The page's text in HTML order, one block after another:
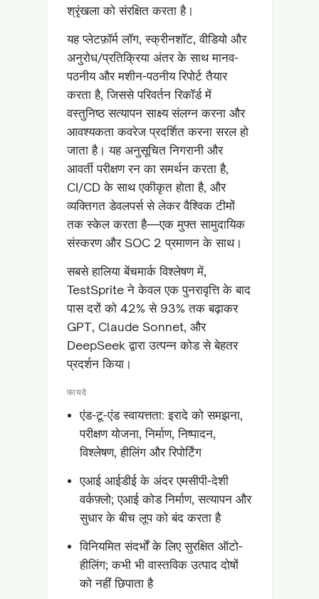
श्रृंखला को संरक्षित करता है।
यह प्लेटफ़ॉर्म लॉग, स्क्रीनशॉट, वीडियो और
अनुरोध/प्रतिक्रिया अंतर के साथ मानव-
पठनीय और मशीन-पठनीय रिपोर्ट तैयार
करता है, जिससे परिवर्तन रिकॉर्ड में
वस्तुनिष्ठ सत्यापन साक्ष्य संलग्न करना और
आवश्यकता कवरेज प्रदर्शित करना सरल हो
जाता है। यह अनुसूचित निगरानी और
आवर्ती परीक्षण रन का समर्थन करता है,
CI/CD के साथ एकीकृत होता है, और
व्यक्तिगत डेवलपर्स से लेकर वैश्विक टीमों
तक स्केल करता है—एक मुफ्त सामुदायिक
संस्करण और SOC 2 प्रमाणन के साथ।
सबसे हालिया बेंचमार्क विश्लेषण में,
TestSprite ने केवल एक पुनरावृत्ति के बाद
पास दरों को 42% से 93% तक बढ़ाकर
GPT, Claude Sonnet, और
DeepSeek द्वारा उत्पन्न कोड से बेहतर
प्रदर्शन किया।
फायदे
एंड-टू-एंड स्वायत्तता: इरादे को समझना,
परीक्षण योजना, निर्माण, निष्पादन,
विश्लेषण, हीलिंग और रिपोर्टिंग
एआई आईडीई के अंदर एमसीपी-देशी
वर्कफ़्लो; एआई कोड निर्माण, सत्यापन और
सुधार के बीच लूप को बंद करता है
विनियमित संदर्भों के लिए सुरक्षित ऑटो-
हीलिंग; कभी भी वास्तविक उत्पाद दोषों
को नहीं छिपाता है